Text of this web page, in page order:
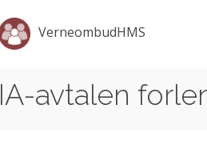
VerneombudHMS
IA-avtalen